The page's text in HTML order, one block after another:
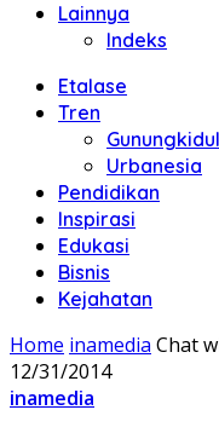
Lainnya
Indeks
Etalase
Tren
Gunungkidul
Urbanesia
Pendidikan
Inspirasi
Edukasi
Bisnis
Kejahatan
Home inamedia ‎Chat
12/31/2014
inamedia